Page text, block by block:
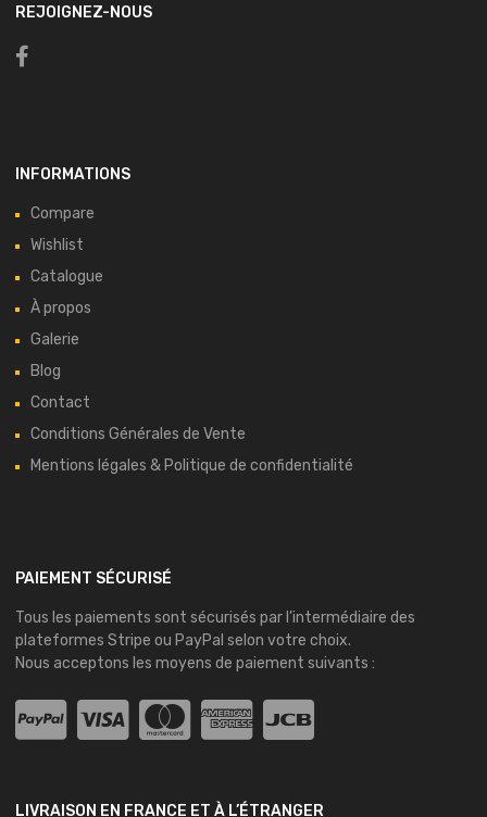
REJOIGNEZ-NOUS
INFORMATIONS
Compare
Wishlist
Catalogue
À propos
Galerie
Blog
Contact
Conditions Générales de Vente
Mentions légales & Politique de confidentialité
PAIEMENT SÉCURISÉ
Tous les paiements sont sécurisés par l’intermédiaire des
plateformes Stripe ou PayPal selon votre choix.
Nous acceptons les moyens de paiement suivants :
LIVRAISON EN FRANCE ET À L’ÉTRANGER